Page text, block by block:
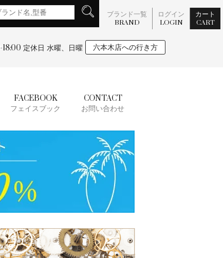
ブランド一覧
BRAND
ログイン
LOGIN
カート
CART
18:00 定休日 水曜、日曜 六本木店への行き方
FACEBOOK
フェイスブック
CONTACT
お問い合わせ